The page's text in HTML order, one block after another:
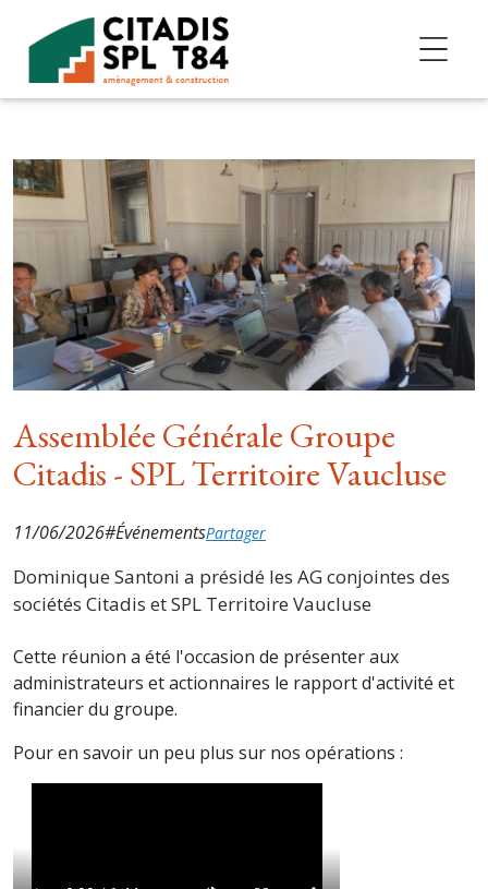
Accéder au contenu
Assemblée Générale Groupe
Citadis - SPL Territoire Vaucluse
11/06/2026#ÉvénementsPartager
Dominique Santoni a présidé les AG conjointes des
sociétés Citadis et SPL Territoire Vaucluse
Cette réunion a été l'occasion de présenter aux
administrateurs et actionnaires le rapport d'activité et
financier du groupe.
Pour en savoir un peu plus sur nos opérations :